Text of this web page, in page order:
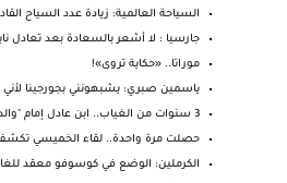
السياحة العالمية: زيادة عدد السياح
جارسيا : لا أشعر بالسعادة بعد تعادل
موراتا.. «حكاية تروى»!
ياسمين صبري: يشبهونني بجورجينا
3 سنوات من الغياب.. ابن عادل إمام "والدي بخير"
حصلت مرة واحدة.. لقاء الخميسي تكشف
الكرملين: الوضع في كوسوفو معقد